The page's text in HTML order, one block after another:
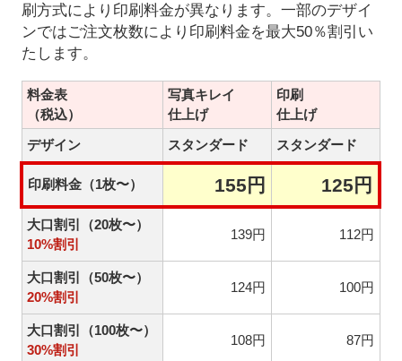
刷方式により印刷料金が異なります。一部のデザイ
ンではご注文枚数により印刷料金を最大50％割引い
たします。
料金表
（税込）
写真キレイ
仕上げ
印刷
仕上げ
デザイン
スタンダード スタンダード
印刷料金（1枚〜） 155円 125円
大口割引（20枚〜）
10%割引
139円 112円
大口割引（50枚〜）
20%割引
124円 100円
大口割引（100枚〜）
30%割引
108円 87円